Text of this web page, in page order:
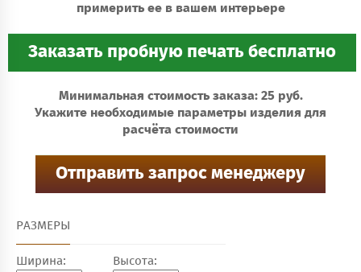
примерить ее в вашем интерьере
Минимальная стоимость заказа: 25 руб.
Укажите необходимые параметры изделия для
расчёта стоимости
РАЗМЕРЫ
Ширина:
Высота: